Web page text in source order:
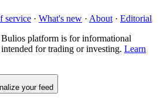
service · What's new · About · Editorial
platform is for informational
for trading or investing. Learn
your feed